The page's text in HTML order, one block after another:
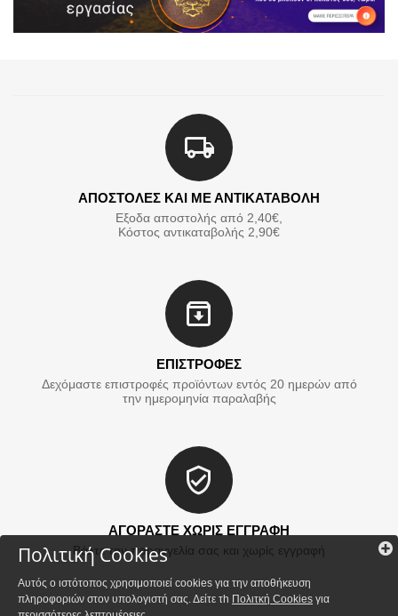
ΑΠΟΣΤΟΛΕΣ ΚΑΙ ΜΕ ΑΝΤΙΚΑΤΑΒΟΛΗ
Εξοδα αποστολής από 2,40€,
Κόστος αντικαταβολής 2,90€
ΕΠΙΣΤΡΟΦΕΣ
Δεχόμαστε επιστροφές προϊόντων εντός 20 ημερών από
την ημερομηνία παραλαβής
ΑΓΟΡΑΣΤΕ ΧΩΡΙΣ ΕΓΓΡΑΦΗ
Βάλτε την παραγγελία σας και χωρίς εγγραφή
Πολιτική Cookies
Αυτός ο ιστότοπος χρησιμοποιεί cookies για την αποθήκευση
πληροφοριών στον υπολογιστή σας. Δείτε τh Πολιτκή Cookies για